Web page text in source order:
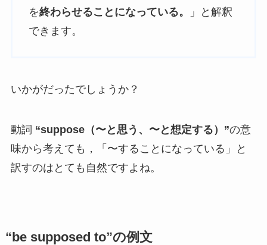
を終わらせることになっている。
」と解釈
できます。
いかがだったでしょうか？
動詞 “suppose（〜と思う、〜と想定する）”の意
味から考えても，「〜することになっている」と
訳すのはとても自然ですよね。
“be supposed to”の例文